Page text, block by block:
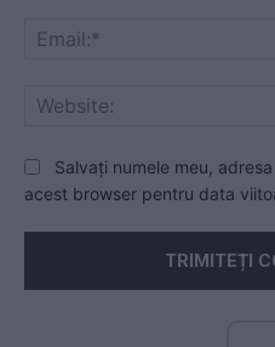
Salvați numele meu,
acest browser pentru data